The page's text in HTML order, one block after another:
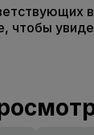
чтобы